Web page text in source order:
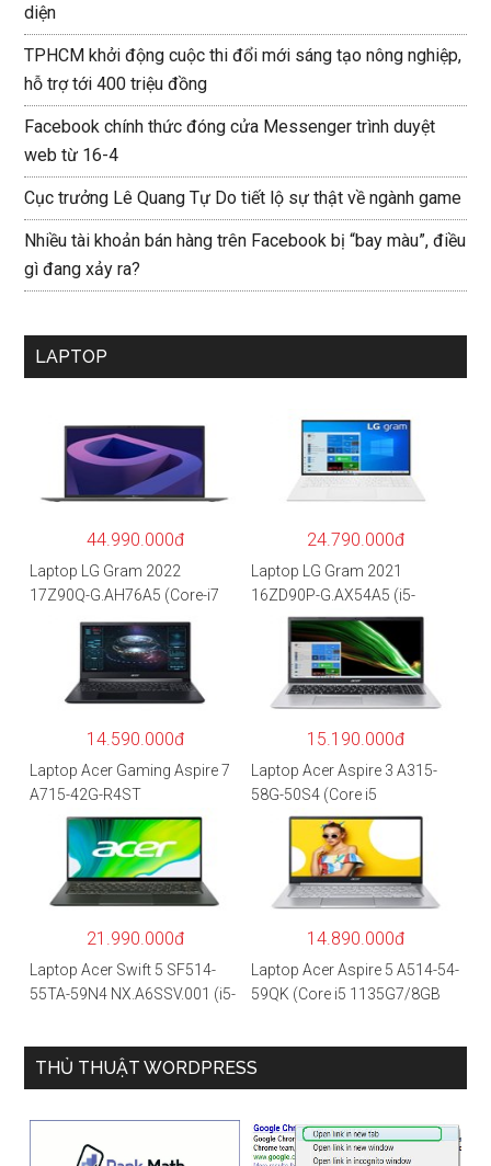
diện
TPHCM khởi động cuộc thi đổi mới sáng tạo nông nghiệp,
hỗ trợ tới 400 triệu đồng
Facebook chính thức đóng cửa Messenger trình duyệt
web từ 16-4
Cục trưởng Lê Quang Tự Do tiết lộ sự thật về ngành game
Nhiều tài khoản bán hàng trên Facebook bị “bay màu”, điều
gì đang xảy ra?
LAPTOP
44.990.000đ
Laptop LG Gram 2022
17Z90Q-G.AH76A5 (Core-i7
1260P/16GB/512GB/17″
WQXGA/Win 11/Xám)
24.790.000đ
Laptop LG Gram 2021
16ZD90P-G.AX54A5 (i5-
1135G7/8GB RAM/512GB
SSD/16″WQXGA/Dos/Trắng)
14.590.000đ
Laptop Acer Gaming Aspire 7
A715-42G-R4ST
NH.QAYSV.004 (R5
5500U/8GB RAM/256GB
SSD/15.6″FHD IPS/GTX1650
4GB/Win10) – Hàng chính
15.190.000đ
Laptop Acer Aspire 3 A315-
58G-50S4 (Core i5
1135G7/8GB
RAM/512GB/15.6″FHD/MX35
0 2GB/Win 10/Bạc)
21.990.000đ
Laptop Acer Swift 5 SF514-
55TA-59N4 NX.A6SSV.001 (i5-
anh) – Hàng chính hãng
14.890.000đ
Laptop Acer Aspire 5 A514-54-
59QK (Core i5 1135G7/8GB
THỦ THUẬT WORDPRESS